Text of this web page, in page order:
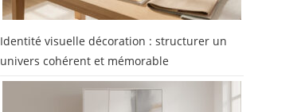
Identité visuelle décoration : structurer un
univers cohérent et mémorable